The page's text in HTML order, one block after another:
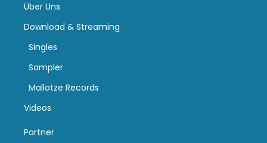
Über Uns
Download & Streaming
Singles
Sampler
Mallotze Records
Videos
Partner